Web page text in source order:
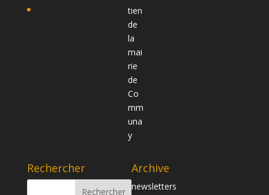
Rechercher Archive
newsletters